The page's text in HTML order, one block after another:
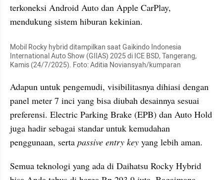
terkoneksi Android Auto dan Apple CarPlay,
mendukung sistem hiburan kekinian.
Mobil Rocky hybrid ditampilkan saat Gaikindo Indonesia
International Auto Show (GIIAS) 2025 di ICE BSD, Tangerang,
Kamis (24/7/2025). Foto: Aditia Noviansyah/kumparan
Adapun untuk pengemudi, visibilitasnya dihiasi dengan
panel meter 7 inci yang bisa diubah desainnya sesuai
preferensi. Electric Parking Brake (EPB) dan Auto Hold
juga hadir sebagai standar untuk kemudahan
penggunaan, serta passive entry key yang lebih aman.
Semua teknologi yang ada di Daihatsu Rocky Hybrid